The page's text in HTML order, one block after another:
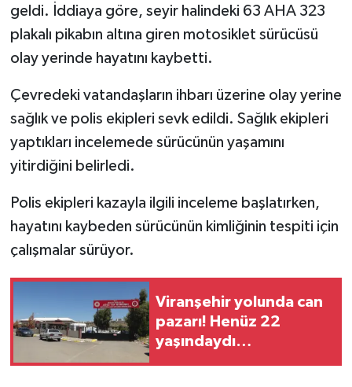
geldi. İddiaya göre, seyir halindeki 63 AHA 323
plakalı pikabın altına giren motosiklet sürücüsü
olay yerinde hayatını kaybetti.
Çevredeki vatandaşların ihbarı üzerine olay yerine
sağlık ve polis ekipleri sevk edildi. Sağlık ekipleri
yaptıkları incelemede sürücünün yaşamını
yitirdiğini belirledi.
Polis ekipleri kazayla ilgili inceleme başlatırken,
hayatını kaybeden sürücünün kimliğinin tespiti için
çalışmalar sürüyor.
Viranşehir yolunda can
pazarı! Henüz 22
yaşındaydı…